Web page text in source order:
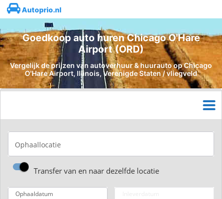
Autoprio.nl
Goedkoop auto huren Chicago O'Hare
Airport (ORD)
Vergelijk de prijzen van autoverhuur & huurauto op Chicago
O'Hare Airport, Illinois, Verenigde Staten / vliegveld
Ophaallocatie
Transfer van en naar dezelfde locatie
Ophaaldatum